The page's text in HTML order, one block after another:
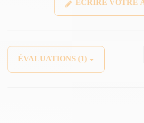
ÉCRIRE VOTRE
ÉVALUATIONS (1)